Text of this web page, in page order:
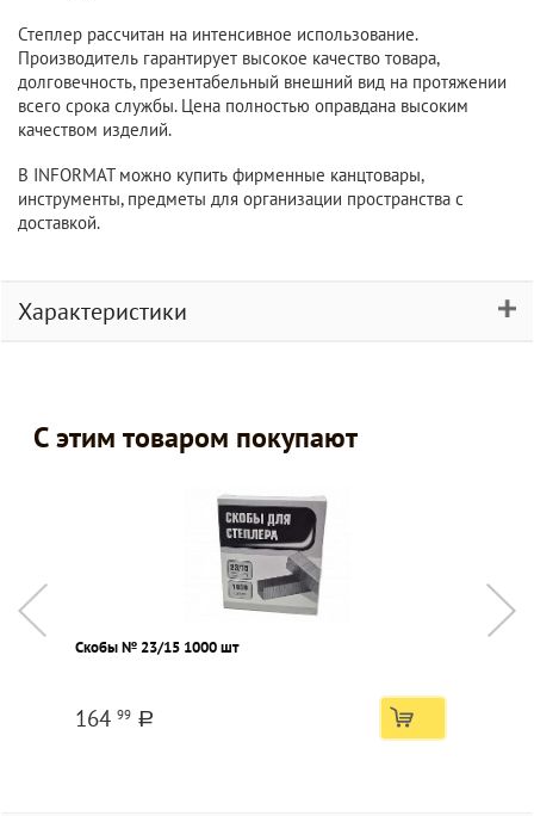
Степлер рассчитан на интенсивное использование.
Производитель гарантирует высокое качество товара,
долговечность, презентабельный внешний вид на протяжении
всего срока службы. Цена полностью оправдана высоким
качеством изделий.
В INFORMAT можно купить фирменные канцтовары,
инструменты, предметы для организации пространства с
доставкой.
Характеристики
С этим товаром покупают
Скобы № 23/15 1000 шт
164 99 a